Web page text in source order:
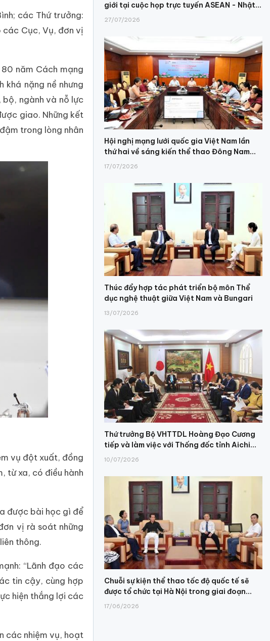
các Thứ trưởng:
các Cục, Vụ, đơn vị
năm Cách mạng
khá nặng nề nhưng
ngành và nỗ lực
giao. Những kết
trong lòng nhân
vụ đột xuất, đồng
từ xa, có điều hành
được bài học gì để
vị rà soát những
thông.
“Lãnh đạo các
tin cậy, cùng hợp
hiện thắng lợi các
các nhiệm vụ, hoạt
giới tại cuộc họp trực tuyến ASEAN - Nhật...
27/07/2026
Hội nghị mạng lưới quốc gia Việt Nam lần
thứ hai về sáng kiến thể thao Đông Nam...
17/07/2026
Thúc đẩy hợp tác phát triển bộ môn Thể
dục nghệ thuật giữa Việt Nam và Bungari
13/07/2026
Thứ trưởng Bộ VHTTDL Hoàng Đạo Cương
tiếp và làm việc với Thống đốc tỉnh Aichi...
10/07/2026
Chuỗi sự kiện thể thao tốc độ quốc tế sẽ
được tổ chức tại Hà Nội trong giai đoạn...
17/06/2026